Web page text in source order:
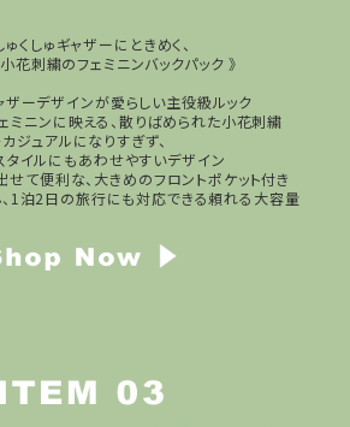
ゅくしゅギャザーにときめく、
花刺繍のフェミニンバックパック 》
ザーデザインが愛らしい主役級ルック
ミニンに映える、散りばめられた小花刺繍
カジュアルになりすぎず、
タイルにもあわせやすいデザイン
せて便利な、大きめのフロントポケット付き
、1泊2日の旅行にも対応できる頼れる大容量